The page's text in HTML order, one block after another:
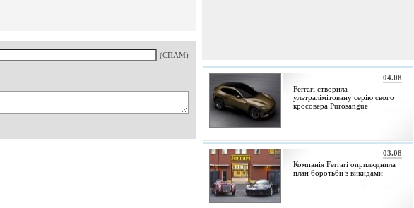
(СПАМ)
04.08
Ferrari створила
ультралімітовану серію свого
кросовера Purosangue
03.08
Компанія Ferrari оприлюднила
план боротьби з викидами